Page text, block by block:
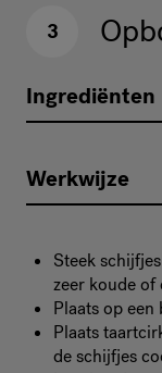
3
Ingrediënten
Werkwijze
Steek
zeer koude of
Plaats op
Plaats
de schijfjes